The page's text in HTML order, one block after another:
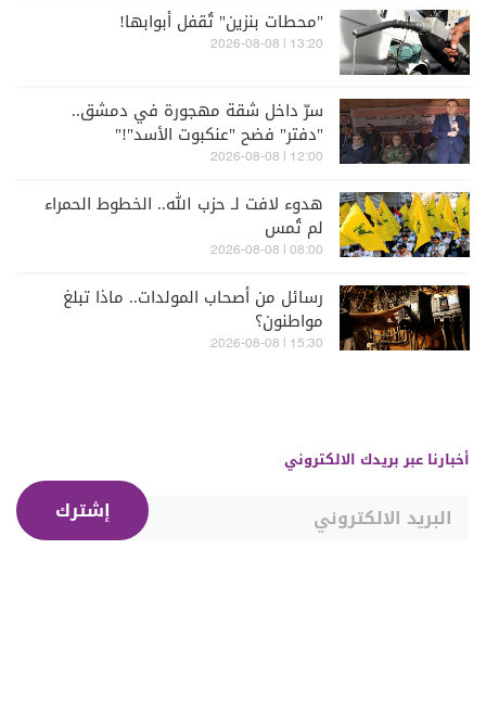
"محطات بنزين" تُقفل أبوابها!
13:20 | 2026-08-08
سرّ داخل شقة مهجورة في دمشق..
"دفتر" فضح "عنكبوت الأسد"!"
12:00 | 2026-08-08
هدوء لافت لـ حزب الله.. الخطوط الحمراء
لم تُمس
08:00 | 2026-08-08
رسائل من أصحاب المولدات.. ماذا تبلغ
مواطنون؟
15:30 | 2026-08-08
أخبارنا عبر بريدك الالكتروني
إشترك